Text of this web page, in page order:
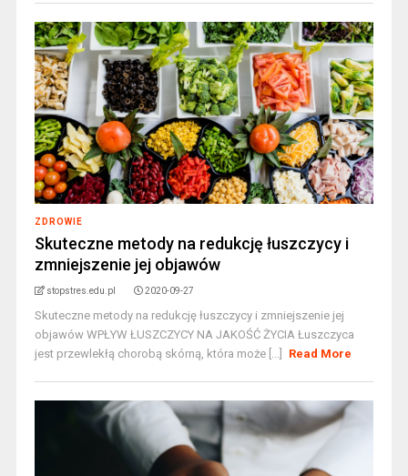
ZDROWIE
Skuteczne metody na redukcję łuszczycy i
zmniejszenie jej objawów
stopstres.edu.pl 2020-09-27
Skuteczne metody na redukcję łuszczycy i zmniejszenie jej
objawów WPŁYW ŁUSZCZYCY NA JAKOŚĆ ŻYCIA Łuszczyca
jest przewlekłą chorobą skórną, która może [...]
Read More